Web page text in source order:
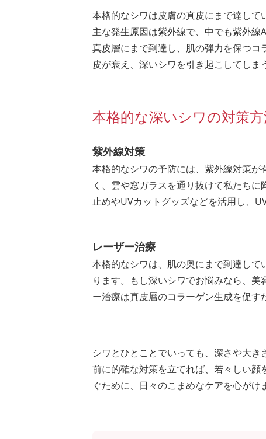
本格的なシワは皮膚の真皮にまで達し
主な発生原因は紫外線で、中でも紫外
真皮層にまで到達し、肌の弾力を保つ
皮が衰え、深いシワを引き起こしてしま
本格的な深いシワの対策
紫外線対策
本格的なシワの予防には、紫外線対策
く、雲や窓ガラスを通り抜けて私たち
止めやUVカットグッズなどを活用し、
レーザー治療
本格的なシワは、肌の奥にまで到達し
ります。もし深いシワでお悩みなら、
ー治療は真皮層のコラーゲン生成を促す
シワとひとことでいっても、深さや大
前に的確な対策を立てれば、若々しい
ぐために、日々のこまめなケアを心がけ